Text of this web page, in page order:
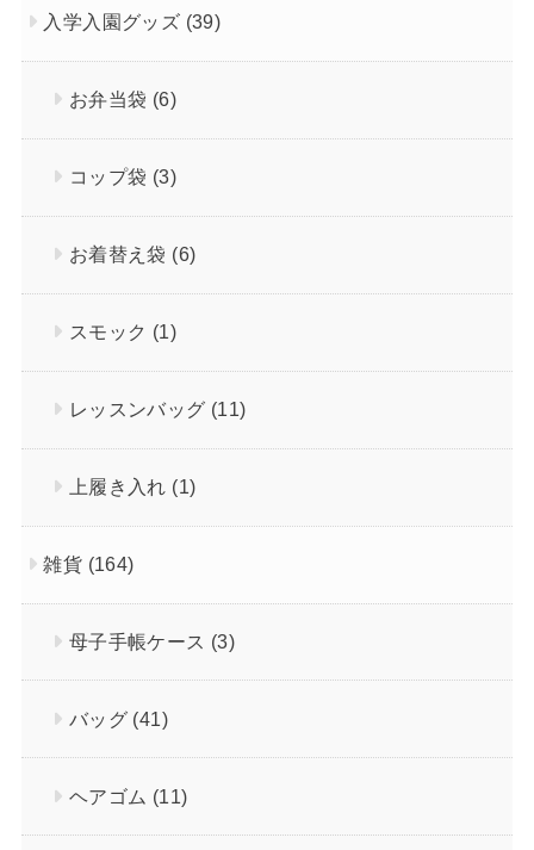
入学入園グッズ (39)
お弁当袋 (6)
コップ袋 (3)
お着替え袋 (6)
スモック (1)
レッスンバッグ (11)
上履き入れ (1)
雑貨 (164)
母子手帳ケース (3)
バッグ (41)
ヘアゴム (11)